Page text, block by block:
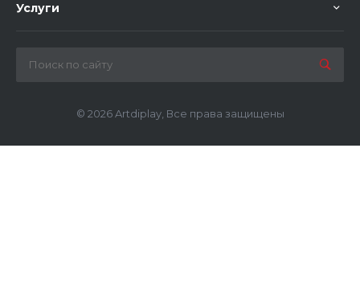
Услуги
© 2026 Artdiplay, Все права защищены